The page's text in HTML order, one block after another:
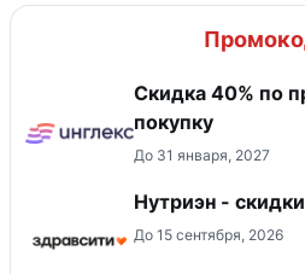
Скидка 40% по
покупку
До 31 января, 2027
Нутриэн -
До 15 сентября, 2026